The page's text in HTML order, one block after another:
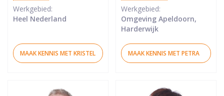
Werkgebied:
Heel Nederland
MAAK KENNIS MET KRISTEL
Werkgebied:
Omgeving Apeldoorn,
Harderwijk
MAAK KENNIS MET PETRA